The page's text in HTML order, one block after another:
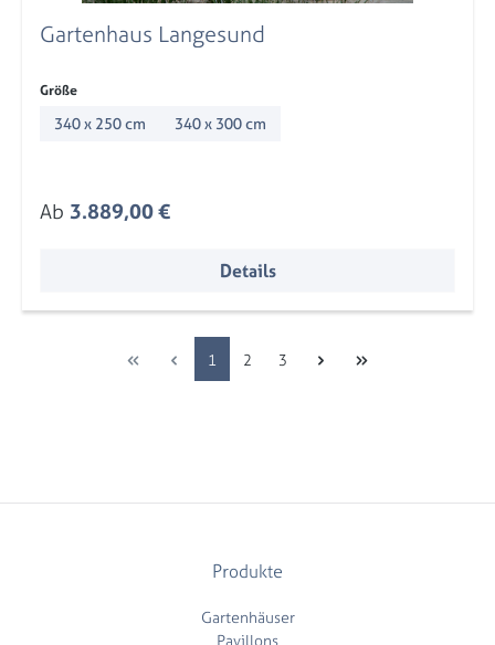
Gartenhaus Langesund
Größeauswählen
340 x 250 cm 340 x 300 cm
Regulärer Preis:
Ab 3.889,00 €
Details
Seite
1 Seite
2 Seite
3
Produkte
Gartenhäuser
Pavillons